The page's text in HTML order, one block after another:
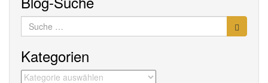
Suche
nach:
Kategorien
Kategorien